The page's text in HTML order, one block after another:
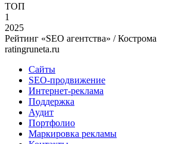
ТОП
1
2025
Рейтинг «SEO агентства» / Кострома
ratingruneta.ru
Сайты
SEO-продвижение
Интернет-реклама
Поддержка
Аудит
Портфолио
Маркировка рекламы